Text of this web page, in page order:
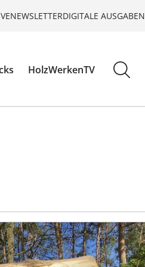
NEWSLETTERDIGITALE AUSGABEN
HolzWerkenTV